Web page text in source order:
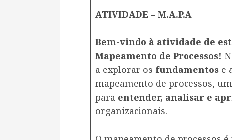
ATIVIDADE – M.A.P.A
Bem-vindo à atividade de
Mapeamento de Processos!
a explorar os fundamentos e
mapeamento de processos,
para entender, analisar e
organizacionais.